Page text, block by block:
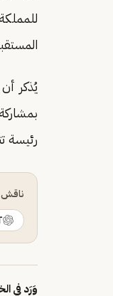
يُذكر
رئيسة
ناقش
وَرَد في